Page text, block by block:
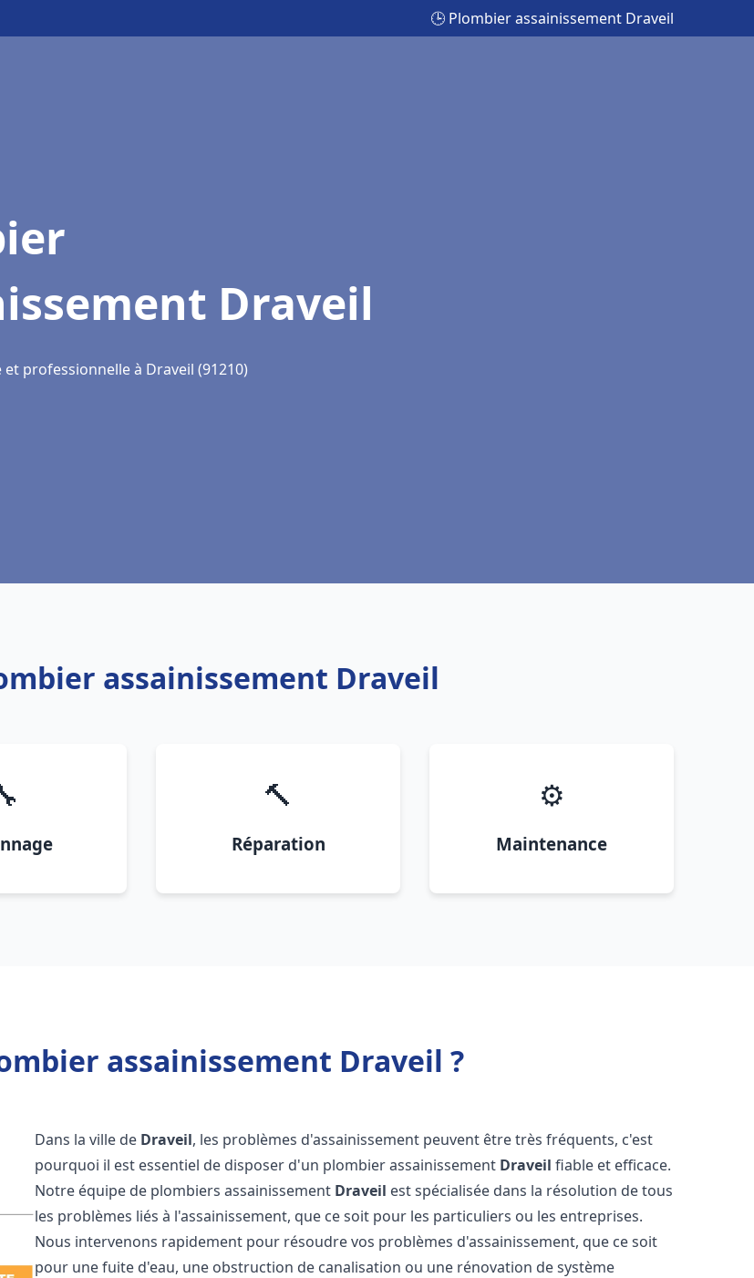
🕒 Plombier assainissement Draveil
Draveil
professionnelle à Draveil (91210)
assainissement Draveil
🔨
Réparation
⚙️
Maintenance
assainissement Draveil ?
Dans la ville de Draveil, les problèmes d'assainissement peuvent être très fréquents, c'est
pourquoi il est essentiel de disposer d'un plombier assainissement Draveil fiable et efficace.
Notre équipe de plombiers assainissement Draveil est spécialisée dans la résolution de tous
les problèmes liés à l'assainissement, que ce soit pour les particuliers ou les entreprises.
Nous intervenons rapidement pour résoudre vos problèmes d'assainissement, que ce soit
pour une fuite d'eau, une obstruction de canalisation ou une rénovation de système